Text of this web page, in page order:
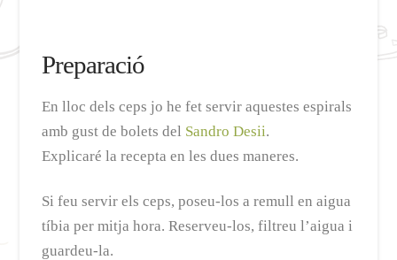
Preparació
En lloc dels ceps jo he fet servir aquestes espirals
amb gust de bolets del Sandro Desii.
Explicaré la recepta en les dues maneres.
Si feu servir els ceps, poseu-los a remull en aigua
tíbia per mitja hora. Reserveu-los, filtreu l’aigua i
guardeu-la.